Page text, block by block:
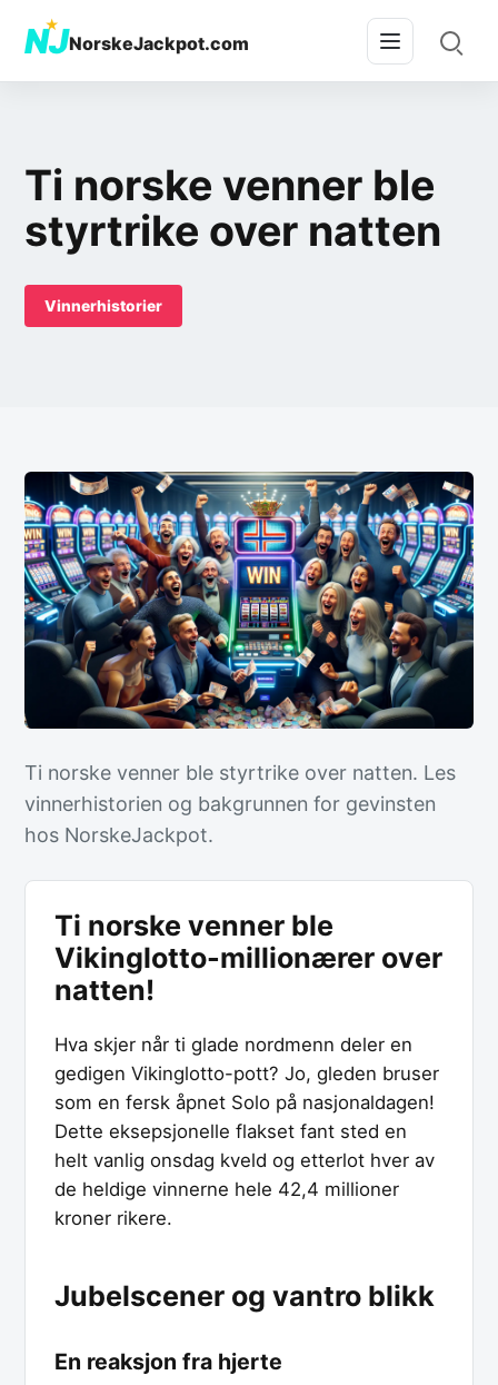
NJ
★
NorskeJackpot.com
Ti norske venner ble
styrtrike over natten
Vinnerhistorier
Ti norske venner ble styrtrike over natten. Les
vinnerhistorien og bakgrunnen for gevinsten
hos NorskeJackpot.
Ti norske venner ble
Vikinglotto-millionærer over
natten!
Hva skjer når ti glade nordmenn deler en
gedigen Vikinglotto-pott? Jo, gleden bruser
som en fersk åpnet Solo på nasjonaldagen!
Dette eksepsjonelle flakset fant sted en
helt vanlig onsdag kveld og etterlot hver av
de heldige vinnerne hele 42,4 millioner
kroner rikere.
Jubelscener og vantro blikk
En reaksjon fra hjerte